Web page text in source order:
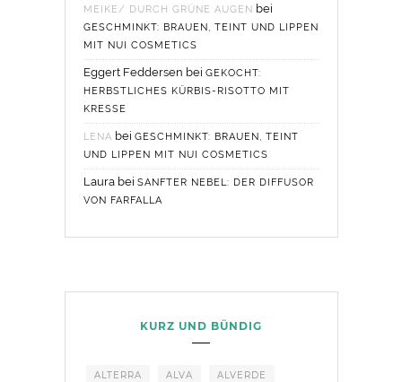
MEIKE/ DURCH GRÜNE AUGEN bei
GESCHMINKT: BRAUEN, TEINT UND LIPPEN
MIT NUI COSMETICS
Eggert Feddersen bei GEKOCHT:
HERBSTLICHES KÜRBIS-RISOTTO MIT
KRESSE
LENA bei GESCHMINKT: BRAUEN, TEINT
UND LIPPEN MIT NUI COSMETICS
Laurabei SANFTER NEBEL: DER DIFFUSOR
VON FARFALLA
KURZ UND BÜNDIG
ALTERRA ALVA ALVERDE